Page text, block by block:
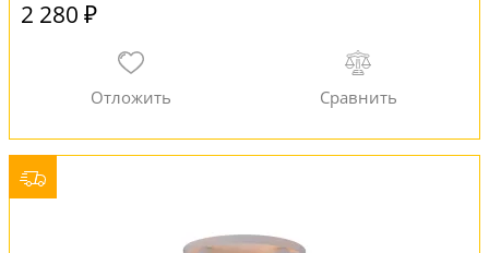
2 280 ₽